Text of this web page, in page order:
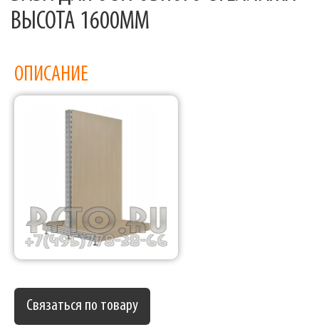
Фабрика торгового оборудования
ВЫСОТА 1600ММ
ОПИСАНИЕ
Связаться по товару